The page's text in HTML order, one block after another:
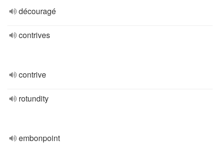
découragé
contrives
contrive
rotundity
embonpoint